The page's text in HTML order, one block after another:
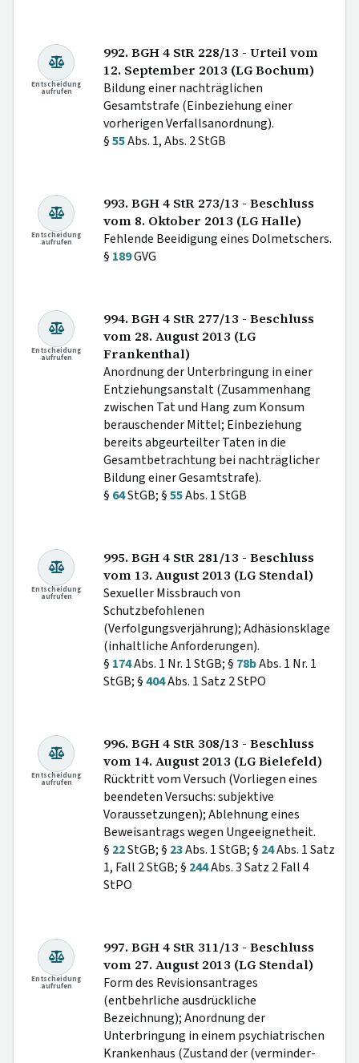
Entscheidung
aufrufen
992. BGH 4 StR 228/13 - Urteil vom
12. September 2013 (LG Bochum)
Bildung einer nachträglichen
Gesamtstrafe (Einbeziehung einer
vorherigen Verfallsanordnung).
§55Abs. 1, Abs. 2 StGB
Entscheidung
aufrufen
993. BGH 4 StR 273/13 - Beschluss
vom 8. Oktober 2013 (LG Halle)
Fehlende Beeidigung eines Dolmetschers.
§ 189GVG
Entscheidung
aufrufen
994. BGH 4 StR 277/13 - Beschluss
vom 28. August 2013 (LG
Frankenthal)
Anordnung der Unterbringung in einer
Entziehungsanstalt (Zusammenhang
zwischen Tat und Hang zum Konsum
berauschender Mittel; Einbeziehung
bereits abgeurteilter Taten in die
Gesamtbetrachtung bei nachträglicher
Bildung einer Gesamtstrafe).
§ 64StGB; §55Abs. 1 StGB
Entscheidung
aufrufen
995. BGH 4 StR 281/13 - Beschluss
vom 13. August 2013 (LG Stendal)
Sexueller Missbrauch von
Schutzbefohlenen
(Verfolgungsverjährung); Adhäsionsklage
(inhaltliche Anforderungen).
§ 174Abs. 1 Nr. 1 StGB; § 78bAbs. 1 Nr. 1
StGB; §404Abs. 1 Satz 2 StPO
Entscheidung
aufrufen
996. BGH 4 StR 308/13 - Beschluss
vom 14. August 2013 (LG Bielefeld)
Rücktritt vom Versuch (Vorliegen eines
beendeten Versuchs: subjektive
Voraussetzungen); Ablehnung eines
Beweisantrags wegen Ungeeignetheit.
§ 22StGB; § 23Abs. 1 StGB; § 24Abs. 1 Satz
1, Fall 2 StGB; § 244Abs. 3 Satz 2 Fall 4
StPO
Entscheidung
aufrufen
997. BGH 4 StR 311/13 - Beschluss
vom 27. August 2013 (LG Stendal)
Form des Revisionsantrages
(entbehrliche ausdrückliche
Bezeichnung); Anordnung der
Unterbringung in einem psychiatrischen
Krankenhaus (Zustand der (verminder-